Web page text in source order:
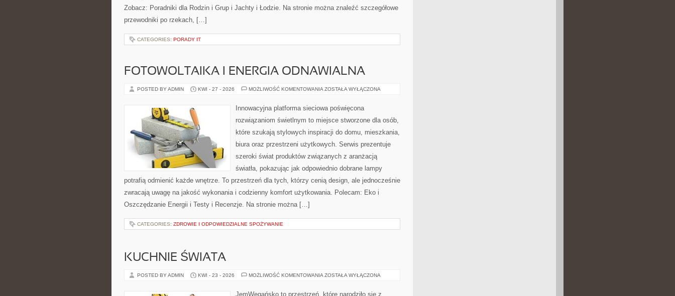
Zobacz: Poradniki dla Rodzin i Grup i Jachty i Łodzie. Na stronie można znaleźć szczegółowe
przewodniki po rzekach, […]
CATEGORIES: PORADY IT
FOTOWOLTAIKA I ENERGIA ODNAWIALNA
POSTED BY ADMIN KWI - 27 - 2026 MOŻLIWOŚĆ KOMENTOWANIA FOTOWOLTAIKA
ODNAWIALNA
ZOSTAŁA WYŁĄCZONA
Innowacyjna platforma sieciowa poświęcona
rozwiązaniom świetlnym to miejsce stworzone dla osób,
które szukają stylowych inspiracji do domu, mieszkania,
biura oraz przestrzeni użytkowych. Serwis prezentuje
szeroki świat produktów związanych z aranżacją
światła, pokazując jak odpowiednio dobrane lampy
potrafią odmienić każde wnętrze. To przestrzeń dla tych, którzy cenią design, ale jednocześnie
zwracają uwagę na jakość wykonania i codzienny komfort użytkowania. Polecam: Eko i
Oszczędzanie Energii i Testy i Recenzje. Na stronie można […]
CATEGORIES: ZDROWIE I ODPOWIEDZIALNE SPOŻYWANIE
KUCHNIE ŚWIATA
POSTED BY ADMIN KWI - 23 - 2026 MOŻLIWOŚĆ KOMENTOWANIA KUCHNIE
ZOSTAŁA WYŁĄCZONA
JemWegańsko to przestrzeń, które narodziło się z